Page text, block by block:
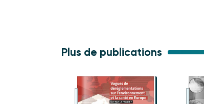
Plus de publications